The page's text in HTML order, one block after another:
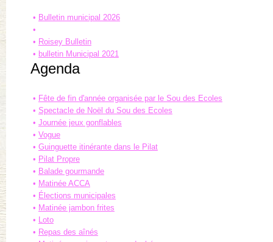
Bulletin municipal 2026
Roisey Bulletin
bulletin Municipal 2021
Agenda
Fête de fin d'année organisée par le Sou des Ecoles
Spectacle de Noël du Sou des Ecoles
Journée jeux gonflables
Vogue
Guinguette itinérante dans le Pilat
Pilat Propre
Balade gourmande
Matinée ACCA
Élections municipales
Matinée jambon frites
Loto
Repas des aînés